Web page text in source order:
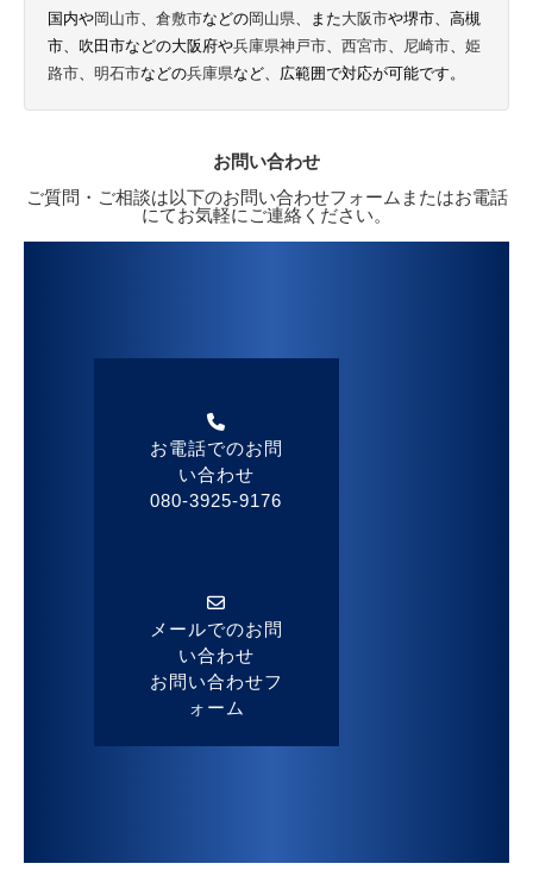
国内や岡山市 倉敷市などの岡山県 、また大阪市や堺市、高槻
市、吹田市などの大阪府や兵庫県神戸市 西宮市 尼崎市
姫
路市
明石市などの兵庫県など、広範囲で対応が可能です。
お問い合わせ
ご質問・ご相談は以下のお問い合わせフォームまたはお電話
にてお気軽にご連絡ください。
お電話でのお問
い合わせ
080-3925-9176
メールでのお問
い合わせ
お問い合わせフ
ォーム